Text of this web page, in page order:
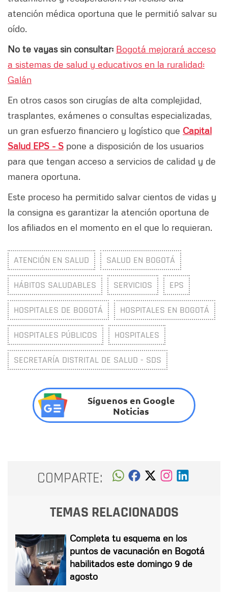
atención médica oportuna que le permitió salvar su
oído.
No te vayas sin consultar: Bogotá mejorará acceso
a sistemas de salud y educativos en la ruralidad:
Galán
En otros casos son cirugías de alta complejidad,
trasplantes, exámenes o consultas especializadas,
un gran esfuerzo financiero y logístico que Capital
Salud EPS - S pone a disposición de los usuarios
para que tengan acceso a servicios de calidad y de
manera oportuna.
Este proceso ha permitido salvar cientos de vidas y
la consigna es garantizar la atención oportuna de
los afiliados en el momento en el que lo requieran.
ATENCIÓN EN SALUD SALUD EN BOGOTÁ
HÁBITOS SALUDABLES SERVICIOS EPS
HOSPITALES DE BOGOTÁ HOSPITALES EN BOGOTÁ
HOSPITALES PÚBLICOS HOSPITALES
SECRETARÍA DISTRITAL DE SALUD - SDS
Síguenos en Google
Noticias
COMPARTE:
TEMAS RELACIONADOS
Completa tu esquema en los
puntos de vacunación en Bogotá
habilitados este domingo 9 de
agosto